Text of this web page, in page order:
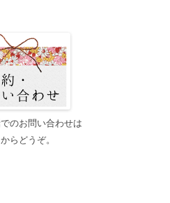
のお問い合わせは
らどうぞ。